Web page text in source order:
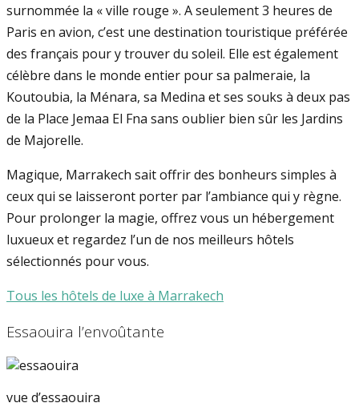
surnommée la « ville rouge ». A seulement 3 heures de
Paris en avion, c’est une destination touristique préférée
des français pour y trouver du soleil. Elle est également
célèbre dans le monde entier pour sa palmeraie, la
Koutoubia, la Ménara, sa Medina et ses souks à deux pas
de la Place Jemaa El Fna sans oublier bien sûr les Jardins
de Majorelle.
Magique, Marrakech sait offrir des bonheurs simples à
ceux qui se laisseront porter par l’ambiance qui y règne.
Pour prolonger la magie, offrez vous un hébergement
luxueux et regardez l’un de nos meilleurs hôtels
sélectionnés pour vous.
Tous les hôtels de luxe à Marrakech
Essaouira l’envoûtante
vue d’essaouira